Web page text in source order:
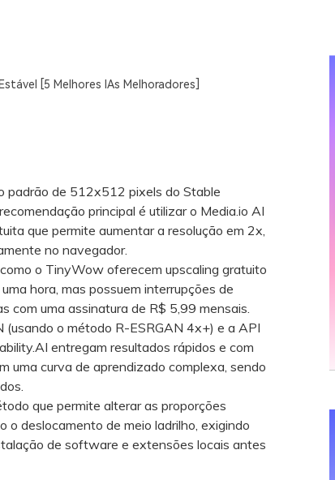
[5 Melhores IAs Melhoradores]
padrão de 512x512 pixels do Stable
principal é utilizar o Media.io AI
que permite aumentar a resolução em 2x,
no navegador.
o TinyWow oferecem upscaling gratuito
hora, mas possuem interrupções de
com uma assinatura de R$ 5,99 mensais.
o método R-ESRGAN 4x+) e a API
entregam resultados rápidos e com
uma curva de aprendizado complexa, sendo
que permite alterar as proporções
o deslocamento de meio ladrilho, exigindo
de software e extensões locais antes